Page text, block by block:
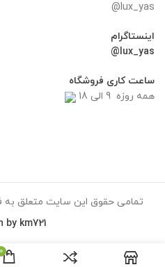
lux_yas@
اینستاگرام
lux_yas@
ساعت کاری فروشگاه
همه روزه 9 الی 18
تمامی حقوق این سایت متعلق
by km721
0